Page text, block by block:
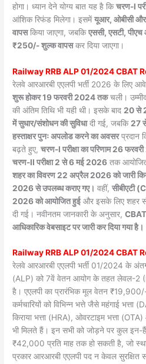
होगा। ध्यान देने योग्य बात यह है किचरण-I
आंशिक रिफंड मिलेगा। इसमेंयूआर, ओबीसी और
वापसकिया जाएगा, जबकिएससी, एसटी, पीएच
₹250/- शुल्क वापसकर दिया जाएगा।
Railway RRB ALP 01/2024 CBAT
रेलवे आरआरबी एएलपी भर्ती 2026 के लिए
शुरू होकर 19 फरवरी 2024 तकचली।
की अंतिम तिथि भी यही थी। इसके बाद 20 से
में सुधार/संशोधन की सुविधादी गई, जबकि 27
हस्ताक्षर पुनः अपलोड करने का अवसरप्रदान
बढ़ते हुए,चरण-I परीक्षा का परिणाम 26
चरण-II परीक्षा 2 से 6 मई 2026 तक
शहर का विवरण 22 अप्रैल 2026 को जारी
2026 से उपलब्ध कराए गए। वहीं,सीबीएटी
2026 को आयोजित हुईऔर इसके लिए शहर
दी गई। नवीनतम जानकारी के अनुसार,
आधिकारिक वेबसाइट पर जारी कर दिया गया है।
Railway RRB ALP 01/2024 CBAT
रेलवे आरआरबी एएलपी भर्ती 01/2024 के
(ALP) को 7वें वेतन आयोग के तहत लेवल-2
है। एएलपी का प्रारंभिक मूल वेतन
कर्मचारियों को विभिन्न भत्ते जैसे महंगाई भत्ता
किराया भत्ता (HRA), ओवरटाइम भत्ता
भी मिलते हैं। इन सभी को जोड़ने पर कुल
₹42,000 प्रति माह तक हो सकती है, जो
प्रकार आरआरबी एएलपी पद न केवल सुरक्षित